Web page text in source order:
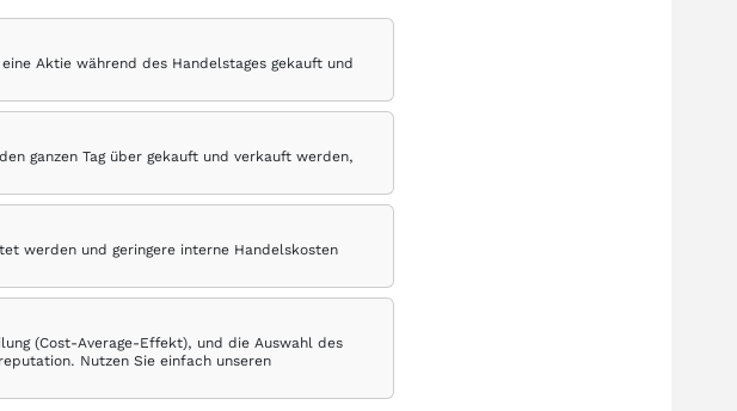
Aktie während des Handelstages gekauft und
ganzen Tag über gekauft und verkauft werden,
werden und geringere interne Handelskosten
(Cost-Average-Effekt), und die Auswahl des
Nutzen Sie einfach unseren